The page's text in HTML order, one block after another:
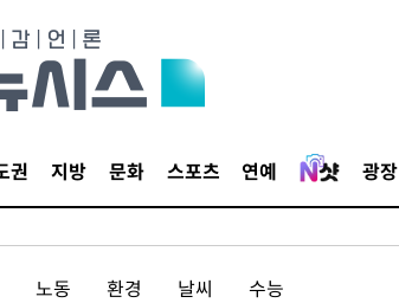
권 지방 문화 스포츠 연예 광장
노동 환경 날씨 수능